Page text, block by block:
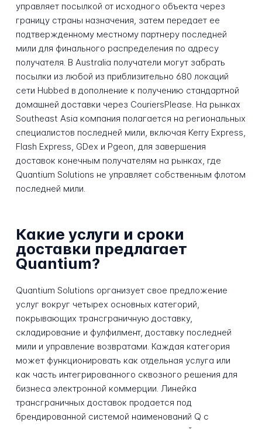
управляет посылкой от исходного объекта через
границу страны назначения, затем передает ее
подтвержденному местному партнеру последней
мили для финального распределения по адресу
получателя. В Australia получатели могут забрать
посылки из любой из приблизительно 680 локаций
сети Hubbed в дополнение к получению стандартной
домашней доставки через CouriersPlease. На рынках
Southeast Asia компания полагается на региональных
специалистов последней мили, включая Kerry Express,
Flash Express, GDex и Pgeon, для завершения
доставок конечным получателям на рынках, где
Quantium Solutions не управляет собственным флотом
последней мили.
Какие услуги и сроки
доставки предлагает
Quantium?
Quantium Solutions организует свое предложение
услуг вокруг четырех основных категорий,
покрывающих трансграничную доставку,
складирование и фулфилмент, доставку последней
мили и управление возвратами. Каждая категория
может функционировать как отдельная услуга или
как часть интегрированного сквозного решения для
бизнеса электронной коммерции. Линейка
трансграничных доставок продается под
брендированной системой наименований Q с